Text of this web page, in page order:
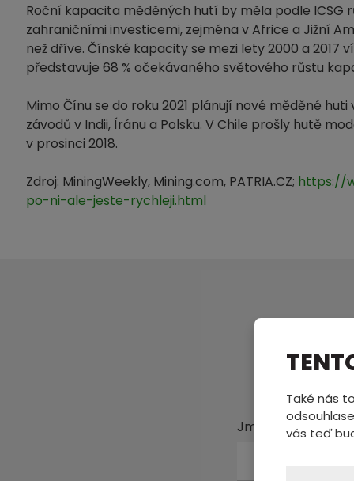
Roční kapacita měděných hutí by měla podle ICSG
zahraničními investicemi, zejména v Africe a Jižní
než dříve. Čínské kapacity se mezi lety 2000 a 2017
představuje 68 % očekávaného světového růstu
Mimo Čínu se do roku 2021 plánují nové měděné
závodů v Indii, Íránu a Polsku. V Chile prošly hutě
v prosinci 2018.
Zdroj: MiningWeekly, Mining.com, PATRIA.CZ; https://
po-ni-ale-jeste-rychleji.html
Jméno a příjmení
Také nás
vás teď